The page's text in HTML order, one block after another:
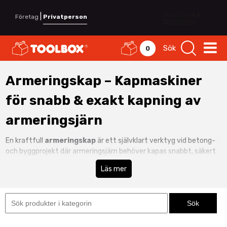
Företag Privatperson
0 Sök
Armeringskap – Kapmaskiner
för snabb & exakt kapning av
armeringsjärn
En kraftfull armeringskap är ett självklart verktyg vid betong-
och byggprojekt där armeringsjärn behöver kapas snabbt, säkert
och med hög precision. Hos Toolbox hittar du armeringskapar
anpassade för professionellt bruk – utvecklade för att klara tuffa
Med rätt kapmaskin för armering får du rena snitt utan gnistor
och minimerar efterarbete. Det ger effektivare arbetsflöde och
Läs mer